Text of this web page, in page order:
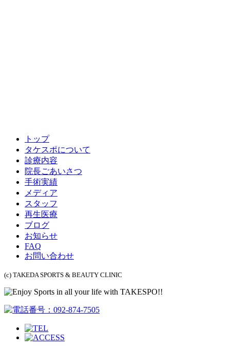
トップ
タケスポについて
診療内容
院長ごあいさつ
手術実績
メディア
スタッフ
再生医療
ブログ
お知らせ
FAQ
お問い合わせ
(c) TAKEDA SPORTS & BEAUTY CLINIC